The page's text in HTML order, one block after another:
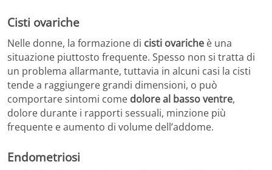
Cisti ovariche
Nelle donne, la formazione di cisti ovariche è una
situazione piuttosto frequente. Spesso non si tratta di
un problema allarmante, tuttavia in alcuni casi la cisti
tende a raggiungere grandi dimensioni, o può
comportare sintomi come dolore al basso ventre,
dolore durante i rapporti sessuali, minzione più
frequente e aumento di volume dell’addome.
Endometriosi